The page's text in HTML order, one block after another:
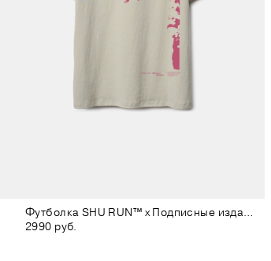
Футболка SHU RUN™ x Подписные издания светло-зелёная
2990 руб.